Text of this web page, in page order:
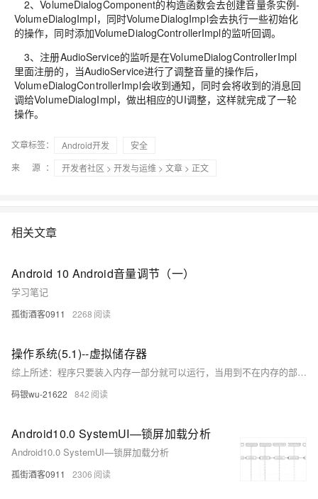
2、VolumeDialogComponent的构造函数会去创建音量条实例-
VolumeDialogImpl，同时VolumeDialogImpl会去执行一些初始化
的操作，同时添加VolumeDialogControllerImpl的监听回调。
3、注册AudioService的监听是在VolumeDialogControllerImpl
里面注册的，当AudioService进行了调整音量的操作后，
VolumeDialogControllerImpl会收到通知，同时会将收到的消息回
调给VolumeDialogImpl，做出相应的UI调整，这样就完成了一轮
操作。
文章标签： Android开发
安全
来 源：
开发者社区 > 开发与运维 > 文章 > 正文
相关文章
Android 10 Android音量调节（一）
学习笔记
孤街酒客0911 2268
操作系统(5.1)--虚拟储存器
综上所述：程序只要装入内存一部分就可以运行，当用到不在内存的部分时，再将其装入内存。换句话就是说程序全部装入内存并不是程序运行的必要条件。
码银wu-21622 842
Android10.0 SystemUI—锁屏加载分析
Android10.0 SystemUI—锁屏加载分析
孤街酒客0911 2306